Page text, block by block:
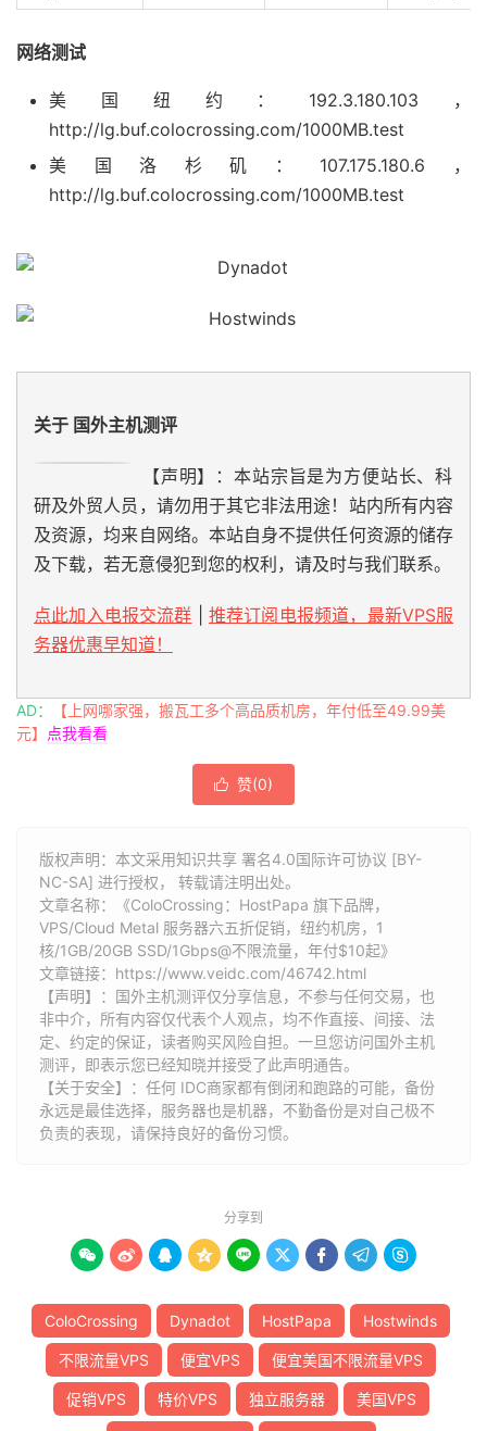
网络测试
美国纽约：192.3.180.103，
http://lg.buf.colocrossing.com/1000MB.test
美国洛杉矶：107.175.180.6，
http://lg.buf.colocrossing.com/1000MB.test
关于 国外主机测评
【声明】：本站宗旨是为方便站长、科
研及外贸人员，请勿用于其它非法用途！站内所有内容
及资源，均来自网络。本站自身不提供任何资源的储存
及下载，若无意侵犯到您的权利，请及时与我们联系。
点此加入电报交流群
推荐订阅电报频道，最新VPS服
务器优惠早知道！
AD：
【上网哪家强，搬瓦工多个高品质机房，年付低至49.99美
元】
点我看看
 赞(0)
版权声明：本文采用知识共享 署名4.0国际许可协议 [BY-
NC-SA] 进行授权， 转载请注明出处。
文章名称：《ColoCrossing：HostPapa 旗下品牌，
VPS/Cloud Metal 服务器六五折促销，纽约机房，1
核/1GB/20GB SSD/1Gbps@不限流量，年付$10起》
文章链接： https://www.veidc.com/46742.html
【声明】：国外主机测评仅分享信息，不参与任何交易，也
非中介，所有内容仅代表个人观点，均不作直接、间接、法
定、约定的保证，读者购买风险自担。一旦您访问国外主机
测评，即表示您已经知晓并接受了此声明通告。
【关于安全】：任何 IDC商家都有倒闭和跑路的可能，备份
永远是最佳选择，服务器也是机器，不勤备份是对自己极不
负责的表现，请保持良好的备份习惯。
分享到
        
ColoCrossing Dynadot HostPapa Hostwinds
不限流量VPS 便宜VPS 便宜美国不限流量VPS
促销VPS 特价VPS 独立服务器 美国VPS